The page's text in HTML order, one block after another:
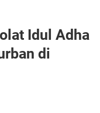
Idul Adha
di